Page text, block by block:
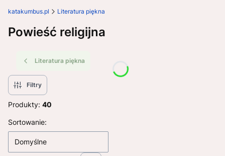
katakumbus.pl Literatura piękna
Powieść religijna
Literatura piękna
Filtry
Produkty: 40
Lista produktów
Sortowanie:
Domyślne